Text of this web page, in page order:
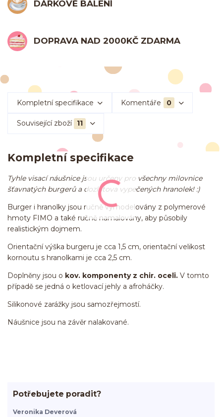
DÁRKOVÉ BALENÍ
DOPRAVA NAD 2000KČ ZDARMA
Kompletní specifikace Komentáře 0
Související zboží 11
Kompletní specifikace
Tyhle visací náušnice jsou určeny pro všechny milovnice
šťavnatých burgerů a dozlatova vypečených hranolek! :)
Burger i hranolky jsou ručně vymodelovány z polymerové
hmoty FIMO a také ručně namalovány, aby působily
realistickým dojmem.
Orientační výška burgeru je cca 1,5 cm, orientační velikost
kornoutu s hranolkami je cca 2,5 cm.
Doplněny jsou o kov. komponenty z chir. oceli. V tomto
případě se jedná o ketlovací jehly a afroháčky.
Silikonové zarážky jsou samozřejmostí.
Náušnice jsou na závěr nalakované.
Potřebujete poradit?
Veronika Deverová